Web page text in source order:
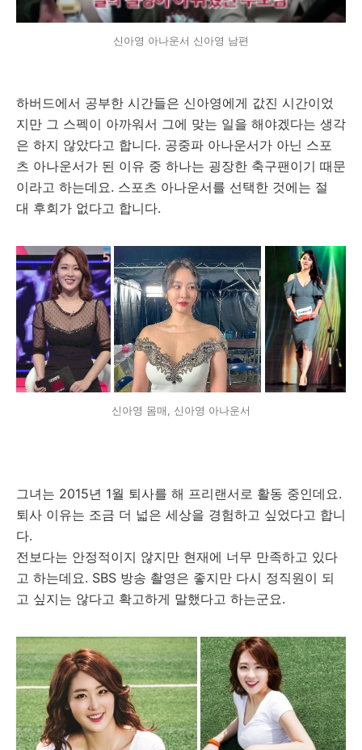
신아영 아나운서 신아영 남편
하버드에서 공부한 시간들은 신아영에게 값진 시간이었
지만 그 스펙이 아까워서 그에 맞는 일을 해야겠다는 생각
은 하지 않았다고 합니다. 공중파 아나운서가 아닌 스포
츠 아나운서가 된 이유 중 하나는 굉장한 축구팬이기 때문
이라고 하는데요. 스포츠 아나운서를 선택한 것에는 절
대 후회가 없다고 합니다.
신아영 몸매, 신아영 아나운서
그녀는 2015년 1월 퇴사를 해 프리랜서로 활동 중인데요.
퇴사 이유는 조금 더 넓은 세상을 경험하고 싶었다고 합니
다.
전보다는 안정적이지 않지만 현재에 너무 만족하고 있다
고 하는데요. SBS 방송 촬영은 좋지만 다시 정직원이 되
고 싶지는 않다고 확고하게 말했다고 하는군요.